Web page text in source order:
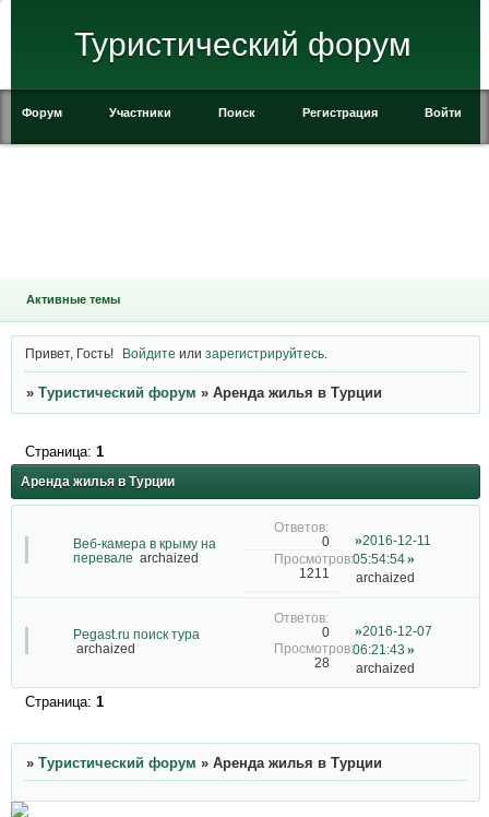
Туристический форум
Форум Участники Поиск Регистрация Войти
Активные темы
Привет, Гость! Войдите илизарегистрируйтесь
» Туристический форум » Аренда жилья в Турции
Аренда жилья в Турции
Страница: 1
Веб-камера в крыму на
перевале archaized
0
1211
2016-12-11
05:54:54
archaized
Pegast.ru поиск тура
archaized
0
28
2016-12-07
06:21:43
archaized
Страница: 1
» Туристический форум » Аренда жилья в Турции